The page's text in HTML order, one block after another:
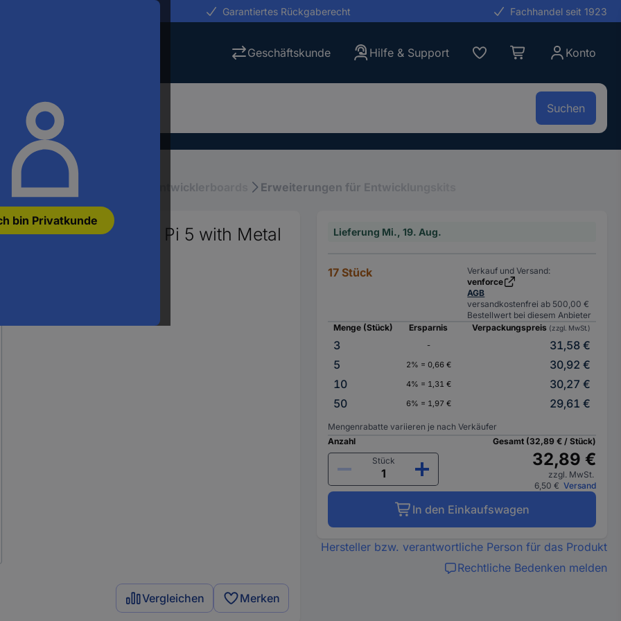
bin Privatkunde
Garantiertes Rückgaberecht Fachhandel seit 1923
Geschäftskunde Hilfe & Support Konto
Suchen
sonstige Zubehör Entwicklerboards Erweiterungen für Entwicklungskits
(F) for Raspberry Pi 5 with Metal
Vergleichen Merken
Lieferung Mi., 19. Aug.
17 Stück
Verkauf und Versand:
venforce
AGB
versandkostenfrei ab 500,00 €
Bestellwert bei diesem Anbieter
Menge (Stück)
Ersparnis Verpackungspreis (zzgl. MwSt.)
3 -
31,58 €
5
2% = 0,66 €
30,92 €
10
4% = 1,31 €
30,27 €
50
6% = 1,97 € 29,61 €
Mengenrabatte variieren je nach Verkäufer
Anzahl
Stück
Gesamt (32,89 € / Stück)
32,89 €
zzgl. MwSt.
6,50 € Versand
In den Einkaufswagen
Hersteller bzw. verantwortliche Person für das Produkt
Rechtliche Bedenken melden